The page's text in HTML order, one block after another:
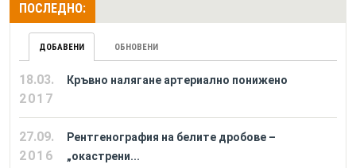
ПОСЛЕДНО:
ДОБАВЕНИ ОБНОВЕНИ
18.03.
2017
Кръвно налягане артериално понижено
27.09.
2016
Рентгенография на белите дробове –
„окастрени...